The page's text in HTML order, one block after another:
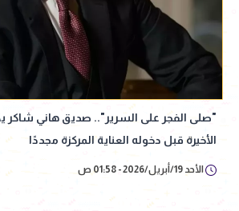
"صلى الفجر على السرير".. صديق هاني
الأخيرة قبل دخوله العناية المركزة مجددًا
الأحد 19/أبريل/2026 - 01:58 ص